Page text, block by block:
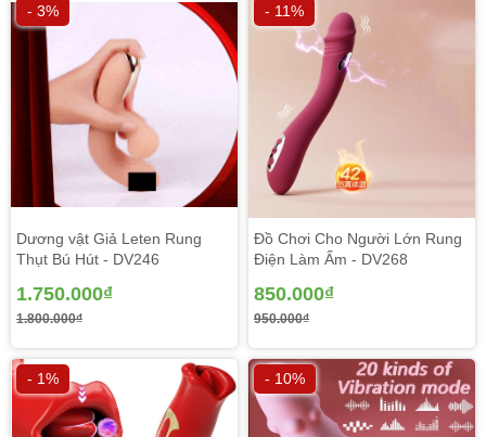
Thiết kếdương vật silicon 2 lớptrượt lên nhau giúp
dương vật không bị biến dạng khi bẻ cong, lớp ngoài như
lớp da mềm mại chùn lại trượt bên trong lớp silicon bên
trong.
- 3%
Dương vật Giả Leten Rung
Thụt Bú Hút - DV246
1.750.000₫
1.800.000₫
- 11%
Đồ Chơi Cho Người Lớn Rung
Điện Làm Ấm - DV268
850.000₫
950.000₫
- 1% - 10%